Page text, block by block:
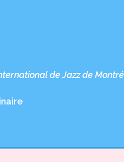
de Jazz de